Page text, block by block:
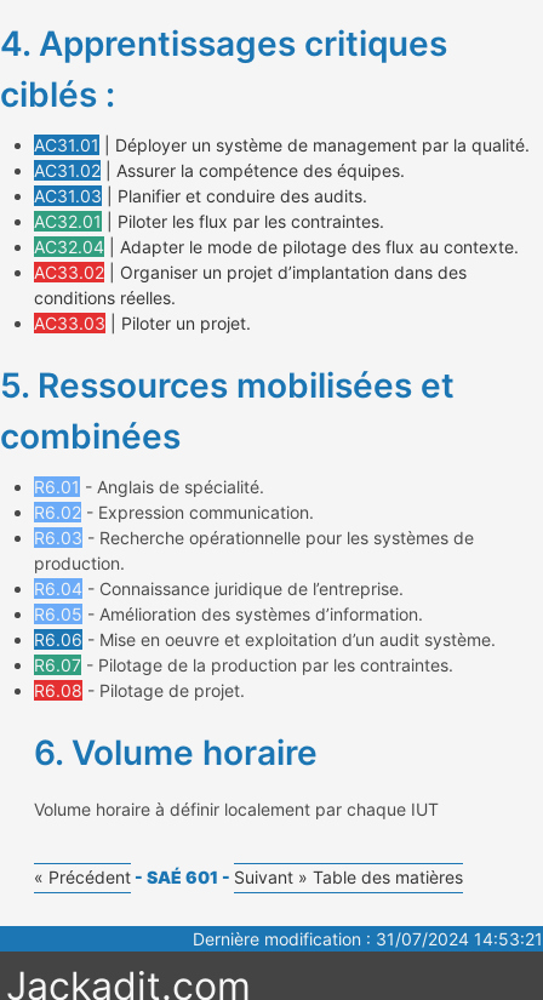
4. Apprentissages critiques
ciblés :
AC31.01
| Déployer un système de management par la qualité.
AC31.02 | Assurer la compétence des équipes.
AC31.03 | Planifier et conduire des audits.
AC32.01
| Piloter les flux par les contraintes.
AC32.04 | Adapter le mode de pilotage des flux au contexte.
AC33.02 | Organiser un projet d’implantation dans des
conditions réelles.
AC33.03 | Piloter un projet.
5. Ressources mobilisées et
combinées
R6.01 - Anglais de spécialité.
R6.02 - Expression communication.
R6.03 - Recherche opérationnelle pour les systèmes de
production.
R6.04 - Connaissance juridique de l’entreprise.
R6.05 - Amélioration des systèmes d’information.
R6.06 - Mise en oeuvre et exploitation d’un audit système.
R6.07 - Pilotage de la production par les contraintes.
R6.08 - Pilotage de projet.
6. Volume horaire
Volume horaire à définir localement par chaque IUT
« Précédent - SAÉ 601 - Suivant » Table des matières
Dernière modification : 31/07/2024 14:53:21
Jackadit.com